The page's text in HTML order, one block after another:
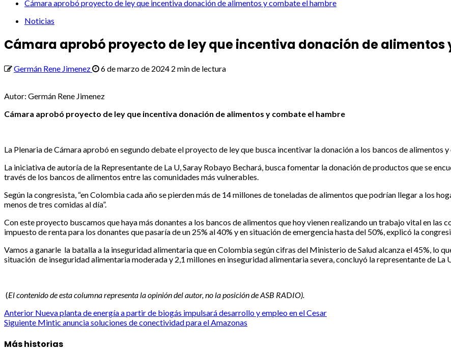
Cámara aprobó proyecto de ley que incentiva donación de alimentos y combate el hambre
Noticias
Cámara aprobó proyecto de ley que incentiva donación de alimentos
Germán Rene Jimenez 6 de marzo de 2024 2 min de lectura
Autor: Germán Rene Jimenez
Cámara aprobó proyecto de ley que incentiva donación de alimentos y combate el hambre
La Plenaria de Cámara aprobó en segundo debate el proyecto de ley que busca incentivar la donación a los bancos de
La iniciativa de autoría de la Representante de La U, Saray Robayo Bechará, busca fomentar la donación de productos que se
través de los bancos de alimentos entre las comunidades más vulnerables.
Según la congresista, “en Colombia cada año se pierden más de 14 millones de toneladas de alimentos que podrían llegar a los
menos de tres comidas al día”.
Con este proyecto buscamos que haya más donantes a los bancos de alimentos que hoy vienen realizando un trabajo vital en
impuesto de renta para los donantes que pasaría de un 25% al 40% y en situación de emergencia hasta del 50%, explicó la
Vamos a ganarle la batalla a la inseguridad alimentaria que en Colombia según cifras del Ministerio de Salud alcanza el 45%, lo
situación de inseguridad alimentaria moderada y 2,1 millones en inseguridad alimentaria severa, concluyó la representante de La
(El contenido de esta columna representa la opinión del autor, no la posición de ASB RADIO).
Post
Anterior Nueva planta de energía a partir de biogás impulsará desarrollo y empleo en el Cesar
Siguiente Mintic anuncia soluciones de conectividad para el Amazonas
Más historias